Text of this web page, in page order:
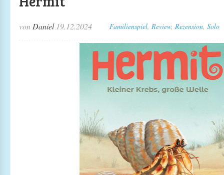
von Daniel 19.12.2024 Familienspiel, Review, Rezension, Solo